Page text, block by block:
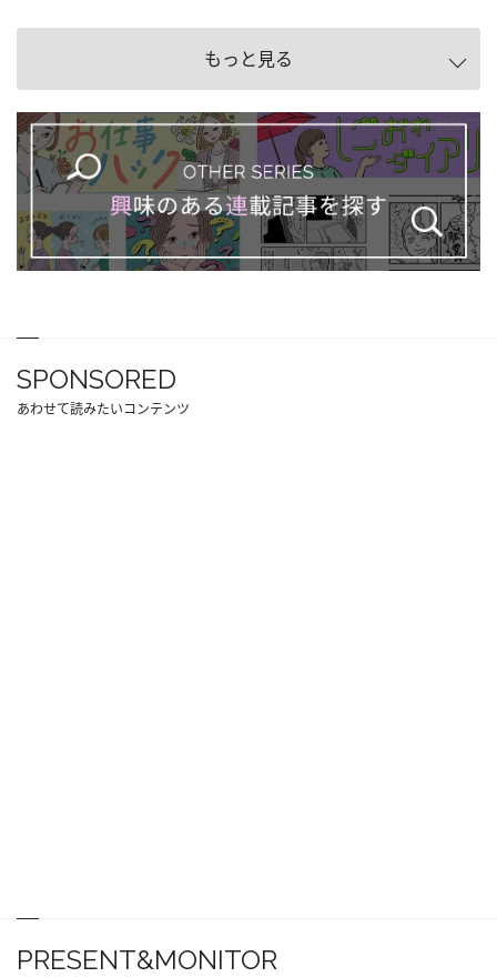
もっと見る
SPONSORED
あわせて読みたいコンテンツ
PRESENT&MONITOR